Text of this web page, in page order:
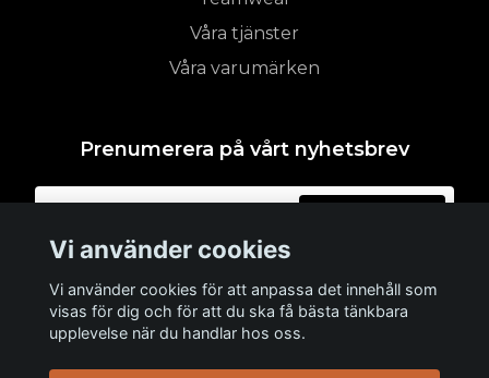
Våra tjänster
Våra varumärken
Prenumerera på vårt nyhetsbrev
Vi använder cookies
Vi använder cookies för att anpassa det innehåll som
visas för dig och för att du ska få bästa tänkbara
upplevelse när du handlar hos oss.